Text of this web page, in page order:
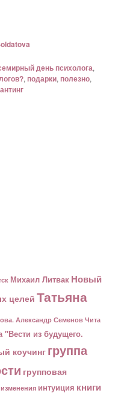
день психолога,
, подарки, полезно,
Михаил Литвак Новый
целей Татьяна
Александр Семенов Чита
"Вести из будущего.
коучинг группа
групповая
изменения интуиция книги